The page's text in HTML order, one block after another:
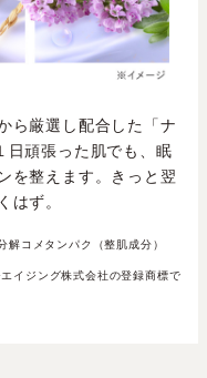
ら厳選し配合した「ナ
日頑張った肌でも、眠
を整えます。きっと翌
はず。
解コメタンパク（整肌成分）
イジング株式会社の登録商標で